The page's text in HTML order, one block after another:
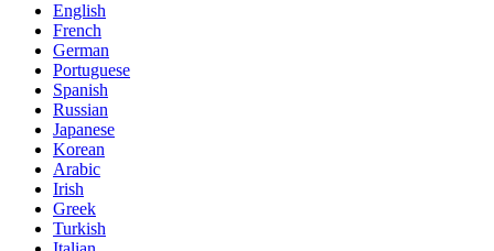
English
French
German
Portuguese
Spanish
Russian
Japanese
Korean
Arabic
Irish
Greek
Turkish